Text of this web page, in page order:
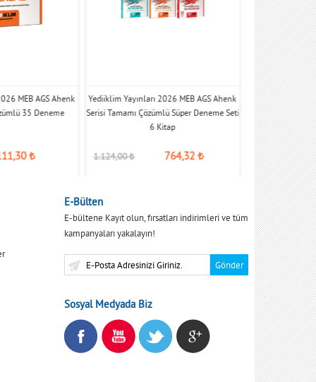
MEB AGS Ahenk
35 Deneme
₺
Yediiklim Yayınları 2026 MEB AGS Ahenk
Serisi Tamamı Çözümlü Süper Deneme Seti
6 Kitap
1.124,00₺ 764,32₺
Yediiklim
Mevzuat
179,00₺
E-Bülten
E-bültene Kayıt olun, fırsatları indirimleri ve tüm
kampanyaları yakalayın!
Sosyal Medyada Biz